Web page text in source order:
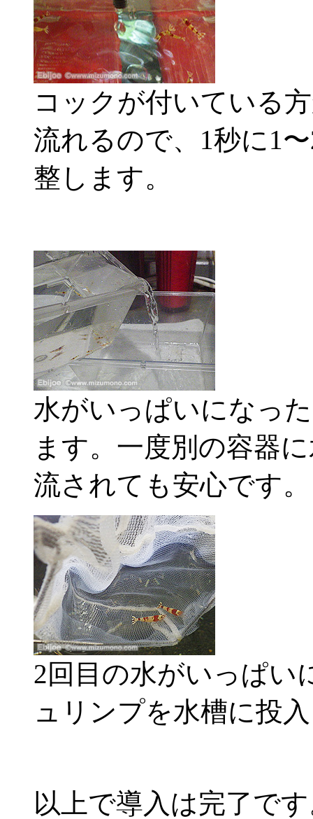
コックが付いている
流れるので、1秒に1
整します。
水がいっぱいになっ
ます。一度別の容器
流されても安心です。
2回目の水がいっぱい
ュリンプを水槽に投
以上で導入は完了で